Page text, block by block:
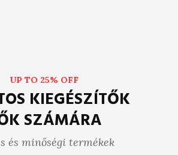
UP TO 25% OFF
KIEGÉSZÍTŐK
SZÁMÁRA
és minőségi termékek